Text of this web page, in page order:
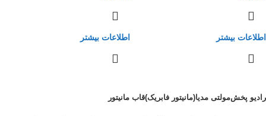
رادیو پخشمولتی مدیا(مانیتور فابریک)قاب مانیتور
اطلاعات بیشتر اطلاعات بیشتر